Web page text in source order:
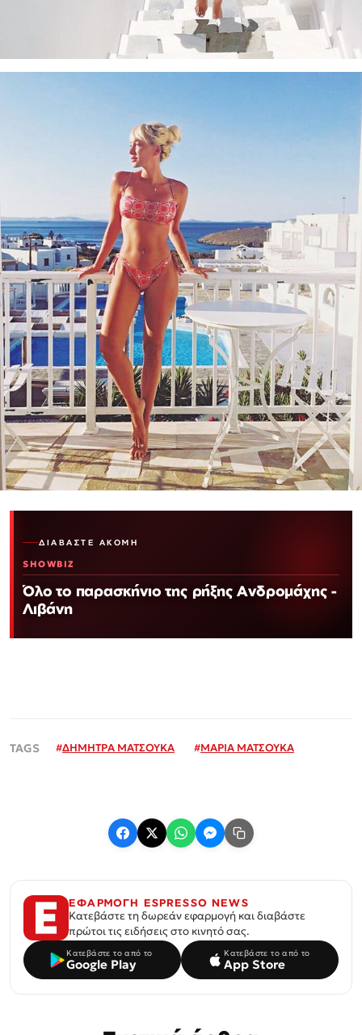
ΔΙΑΒΆΣΤΕ ΑΚΌΜΗ
SHOWBIZ
Όλο το παρασκήνιο της ρήξης Ανδρομάχης -
Λιβάνη
#ΔΗΜΗΤΡΑ ΜΑΤΣΟΥΚΑ #ΜΑΡΙΑ ΜΑΤΣΟΥΚΑ
ΕΦΑΡΜΟΓΗ ESPRESSO NEWS
Κατεβάστε τη δωρεάν εφαρμογή και διαβάστε
πρώτοι τις ειδήσεις στο κινητό σας.
Κατεβάστε το από το
Google Play
Κατεβάστε το από το
App Store